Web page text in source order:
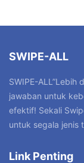
SWIPE-ALL
SWIPE-
jawaban untuk
efektif! Sekali
untuk segala jenis
Link Penting